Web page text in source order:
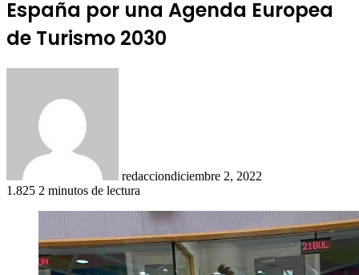
España por una Agenda Europea
de Turismo 2030
redacciondiciembre 2, 2022
1.825 2 minutos de lectura